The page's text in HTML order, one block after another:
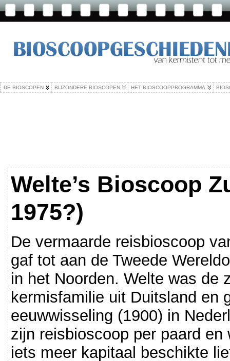
DE BIOSCOPEN BIJZONDERE BIOSCOPEN HET BIOSCOOPPROGRAMMA
Welte’s Bioscoop
1975?)
De vermaarde reisbioscoop
gaf tot aan de Tweede
in het Noorden. Welte was de
kermisfamilie uit Duitsland en
eeuwwisseling (1900) in
zijn reisbioscoop per paard en
iets meer kapitaal beschikte